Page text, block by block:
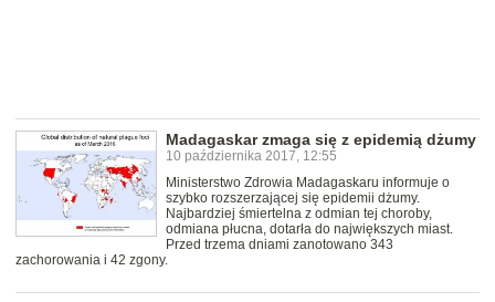
Madagaskar zmaga się z epidemią dżumy
10 października 2017, 12:55
Ministerstwo Zdrowia Madagaskaru informuje o
szybko rozszerzającej się epidemii dżumy.
Najbardziej śmiertelna z odmian tej choroby,
odmiana płucna, dotarła do największych miast.
Przed trzema dniami zanotowano 343
zachorowania i 42 zgony.